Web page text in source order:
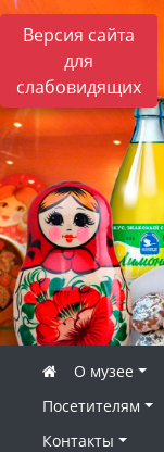
Версия сайта
для
слабовидящих
О музее
Посетителям
Контакты